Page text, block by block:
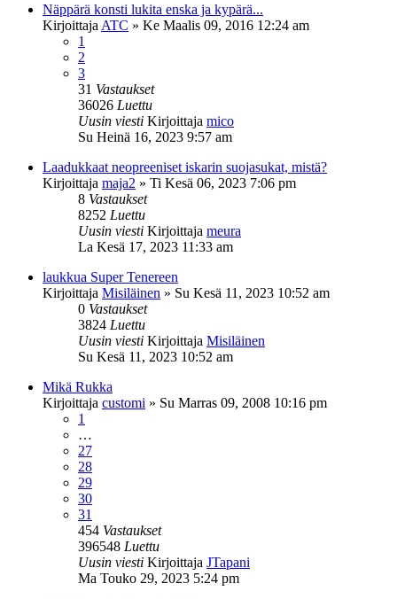
Näppärä konsti lukita enska ja kypärä...
Kirjoittaja ATC » Ke Maalis 09, 2016 12:24 am
1
2
3
31 Vastaukset
36026 Luettu
Uusin viesti Kirjoittaja mico
Su Heinä 16, 2023 9:57 am
Laadukkaat neopreeniset iskarin suojasukat, mistä?
Kirjoittaja maja2 » Ti Kesä 06, 2023 7:06 pm
8 Vastaukset
8252 Luettu
Uusin viesti Kirjoittaja meura
La Kesä 17, 2023 11:33 am
laukkua Super Tenereen
Kirjoittaja Misiläinen » Su Kesä 11, 2023 10:52 am
0 Vastaukset
3824 Luettu
Uusin viesti Kirjoittaja Misiläinen
Su Kesä 11, 2023 10:52 am
Mikä Rukka
Kirjoittaja customi » Su Marras 09, 2008 10:16 pm
1
…
27
28
29
30
31
454 Vastaukset
396548 Luettu
Uusin viesti Kirjoittaja JTapani
Ma Touko 29, 2023 5:24 pm